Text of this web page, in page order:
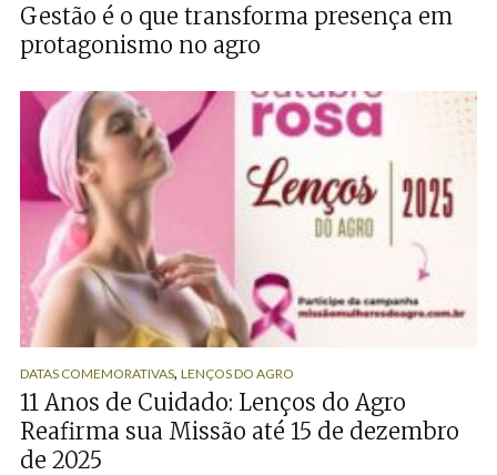
Gestão é o que transforma presença em
protagonismo no agro
DATAS COMEMORATIVAS, LENÇOS DO AGRO
11 Anos de Cuidado: Lenços do Agro
Reafirma sua Missão até 15 de dezembro
de 2025